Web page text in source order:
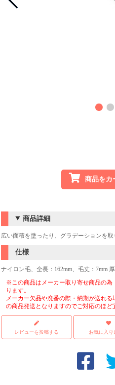
商品をカ
商品詳細
広い面積を塗ったり、グラデーションを
仕様
ナイロン毛、全長：162mm、毛丈：7mm
※この商品はメーカー取り寄せ商品の為
ります。
メーカー欠品や廃番の際・納期が送れ
の商品発送となりますのでご対応のほど
レビューを投稿する お気に入り